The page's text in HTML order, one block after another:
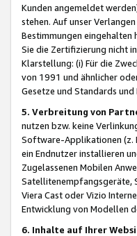
Kunden angemeldet
stehen. Auf unser
Bestimmungen eingehalten
Sie die Zertifizierung nicht
Klarstellung: (i) Für die
von 1991 und ähnlicher
Gesetze und Standards
5. Verbreitung von
nutzen bzw. keine
Software-Applikationen (z.
ein Endnutzer installieren
Zugelassenen Mobilen
Satellitenempfangsgeräte,
Viera Cast oder Vizio
Entwicklung von Modellen
6. Inhalte auf Ihrer